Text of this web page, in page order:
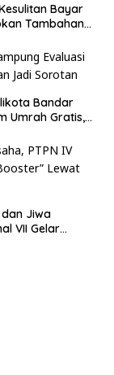
Bayar
Tambahan
Bandar
Umrah Gratis,
Jiwa
VII Gelar